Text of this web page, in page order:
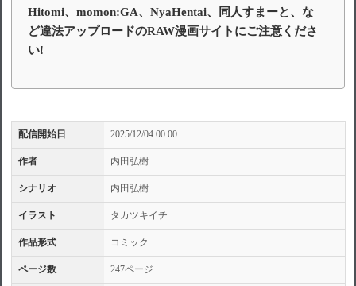
Hitomi、momon:GA、NyaHentai、同人すまーと、な
ど違法アップロードのRAW漫画サイトにご注意くださ
い!
配信開始日 2025/12/04 00:00
作者 内田弘樹
シナリオ 内田弘樹
イラスト タカツキイチ
作品形式 コミック
ページ数 247ページ